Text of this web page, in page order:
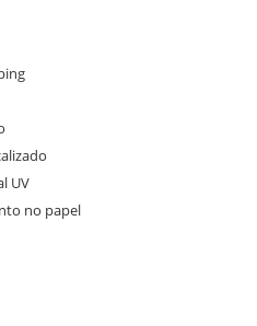
UV
no papel